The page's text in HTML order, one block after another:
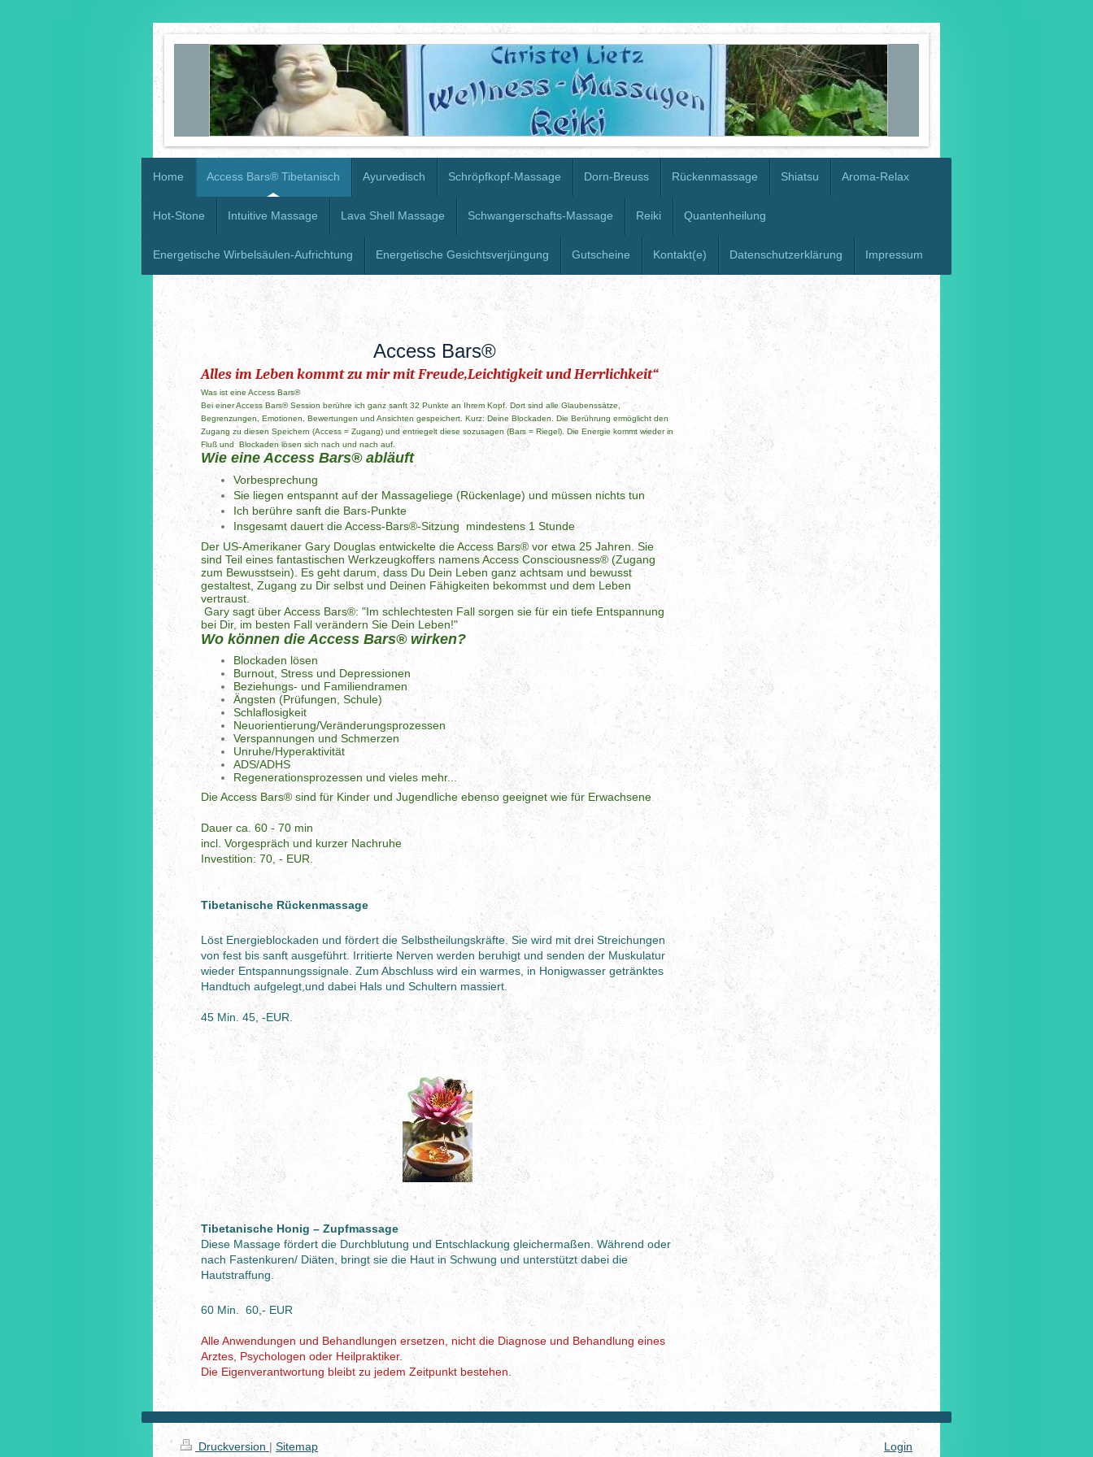
Home Access Bars® Tibetanisch Ayurvedisch Schröpfkopf-Massage Dorn-Breuss Rückenmassage Shiatsu Aroma-Relax
Hot-Stone Intuitive Massage Lava Shell Massage Schwangerschafts-Massage Reiki Quantenheilung
Energetische Wirbelsäulen-Aufrichtung Energetische Gesichtsverjüngung Gutscheine Kontakt(e) Datenschutzerklärung Impressum
Access Bars®
Alles im Leben kommt zu mir mit Freude,Leichtigkeit und Herrlichkeit“
Was ist eine Access Bars®
Bei einer Access Bars® Session berühre ich ganz sanft 32 Punkte an Ihrem Kopf. Dort sind alle Glaubenssätze,
Begrenzungen, Emotionen, Bewertungen und Ansichten gespeichert. Kurz: Deine Blockaden. Die Berührung ermöglicht den
Zugang zu diesen Speichern (Access = Zugang) und entriegelt diese sozusagen (Bars = Riegel). Die Energie kommt wieder in
Fluß und Blockaden lösen sich nach und nach auf.
Wie eine Access Bars® abläuft
Vorbesprechung
Sie liegen entspannt auf der Massageliege (Rückenlage) und müssen nichts tun
Ich berühre sanft die Bars-Punkte
Insgesamt dauert die Access-Bars®-Sitzung mindestens 1 Stunde
Der US-Amerikaner Gary Douglas entwickelte die Access Bars® vor etwa 25 Jahren. Sie
sind Teil eines fantastischen Werkzeugkoffers namens Access Consciousness® (Zugang
zum Bewusstsein). Es geht darum, dass Du Dein Leben ganz achtsam und bewusst
gestaltest, Zugang zu Dir selbst und Deinen Fähigkeiten bekommst und dem Leben
vertraust.
Gary sagt über Access Bars®: "Im schlechtesten Fall sorgen sie für ein tiefe Entspannung
bei Dir, im besten Fall verändern Sie Dein Leben!"
Wo können die Access Bars® wirken?
Blockaden lösen
Burnout, Stress und Depressionen
Beziehungs- und Familiendramen
Ängsten (Prüfungen, Schule)
Schlaflosigkeit
Neuorientierung/Veränderungsprozessen
Verspannungen und Schmerzen
Unruhe/Hyperaktivität
ADS/ADHS
Regenerationsprozessen und vieles mehr...
Die Access Bars® sind für Kinder und Jugendliche ebenso geeignet wie für Erwachsene
Dauer ca. 60 - 70 min
incl. Vorgespräch und kurzer Nachruhe
Investition: 70, - EUR.
Tibetanische Rückenmassage
Löst Energieblockaden und fördert die Selbstheilungskräfte. Sie wird mit drei Streichungen
von fest bis sanft ausgeführt. Irritierte Nerven werden beruhigt und senden der Muskulatur
wieder Entspannungssignale. Zum Abschluss wird ein warmes, in Honigwasser getränktes
Handtuch aufgelegt,und dabei Hals und Schultern massiert.
45 Min. 45, -EUR.
Tibetanische Honig – Zupfmassage
Diese Massage fördert die Durchblutung und Entschlackung gleichermaßen. Während oder
nach Fastenkuren/ Diäten, bringt sie die Haut in Schwung und unterstützt dabei die
Hautstraffung.
60 Min. 60,- EUR
Alle Anwendungen und Behandlungen ersetzen, nicht die Diagnose und Behandlung eines
Arztes, Psychologen oder Heilpraktiker.
Die Eigenverantwortung bleibt zu jedem Zeitpunkt bestehen.
Druckversion | Sitemap
Login